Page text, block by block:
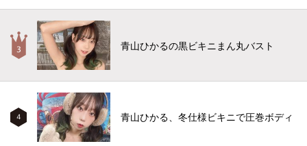
青山ひかるの黒ビキニまん丸バスト
4 青山ひかる、冬仕様ビキニで圧巻ボディ